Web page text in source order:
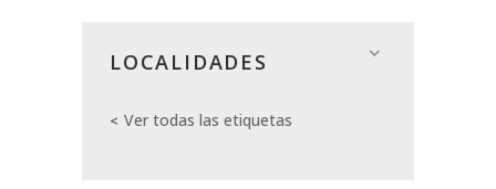
LOCALIDADES
Ver todas las etiquetas